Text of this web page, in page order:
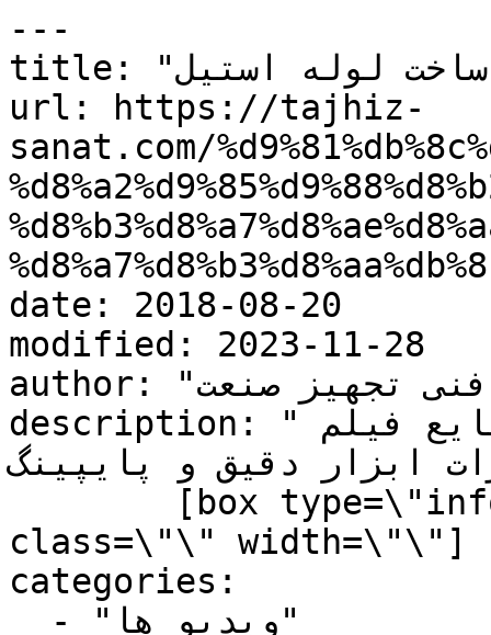
---
title: "فیلم آموزش ساخت لوله استیل"
url: https://tajhiz-
sanat.com/
date: 2018-08-20
modified: 2023-11-28
author: "کارشناس فنی تجهیز صنعت"
description: "تجهیز صنعت تامین و تجهیز صنایع فیلم
ابزار دقیق و پایپینگ
[box type=\"info\"
class=\"\" width=\"\"] مطالب مرتبط :  لوله |..."
categories: